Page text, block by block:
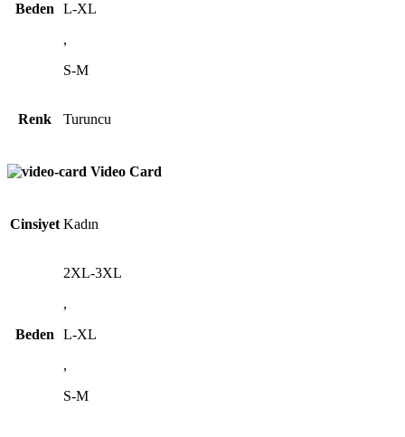
Beden
L-XL
,
S-M
Renk Turuncu
Video Card
Cinsiyet Kadın
Beden
2XL-3XL
,
L-XL
,
S-M